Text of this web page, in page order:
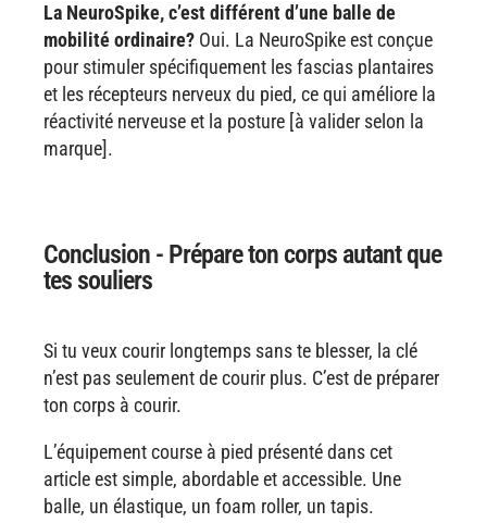
La NeuroSpike, c’est différent d’une balle de
mobilité ordinaire? Oui. La NeuroSpike est conçue
pour stimuler spécifiquement les fascias plantaires
et les récepteurs nerveux du pied, ce qui améliore la
réactivité nerveuse et la posture [à valider selon la
marque].
Conclusion - Prépare ton corps autant que
tes souliers
Si tu veux courir longtemps sans te blesser, la clé
n’est pas seulement de courir plus. C’est de préparer
ton corps à courir.
L’équipement course à pied présenté dans cet
article est simple, abordable et accessible. Une
balle, un élastique, un foam roller, un tapis.